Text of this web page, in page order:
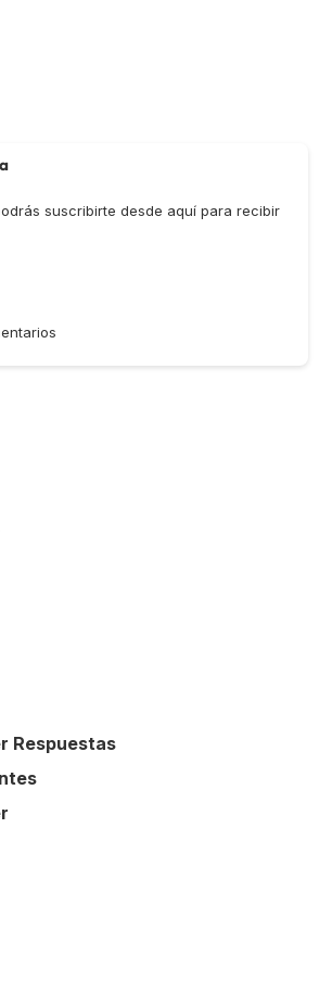
suscribirte desde aquí para recibir
Respuestas